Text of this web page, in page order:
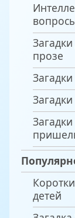
прозе
детей